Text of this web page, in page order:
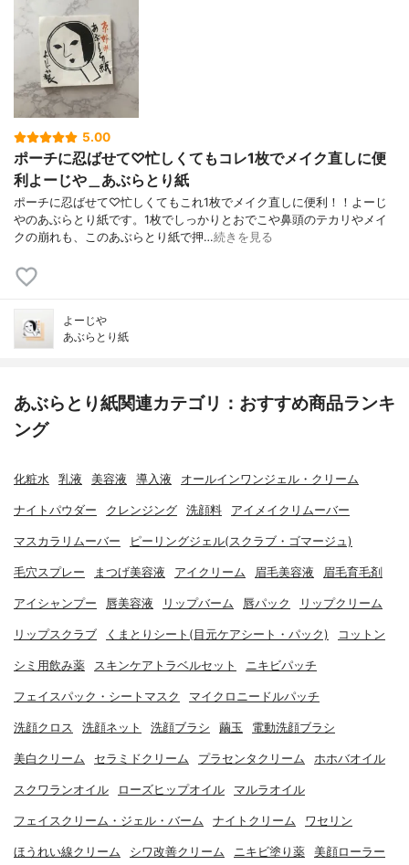
5.00
ポーチに忍ばせて♡忙しくてもコレ1枚でメイク直しに便
利よーじや＿あぶらとり紙
ポーチに忍ばせて♡忙しくてもこれ1枚でメイク直しに便利！！よーじ
やのあぶらとり紙です。1枚でしっかりとおでこや鼻頭のテカリやメイ
クの崩れも、このあぶらとり紙で押…続きを見る
よーじや
あぶらとり紙
あぶらとり紙関連カテゴリ：おすすめ商品ランキ
ング
化粧水 乳液 美容液 導入液 オールインワンジェル・クリーム
ナイトパウダー クレンジング 洗顔料 アイメイクリムーバー
マスカラリムーバー ピーリングジェル(スクラブ・ゴマージュ)
毛穴スプレー まつげ美容液 アイクリーム 眉毛美容液 眉毛育毛剤
アイシャンプー 唇美容液 リップバーム 唇パック リップクリーム
リップスクラブ くまとりシート(目元ケアシート・パック) コットン
シミ用飲み薬 スキンケアトラベルセット ニキビパッチ
フェイスパック・シートマスク マイクロニードルパッチ
洗顔クロス 洗顔ネット 洗顔ブラシ 繭玉 電動洗顔ブラシ
美白クリーム セラミドクリーム プラセンタクリーム ホホバオイル
スクワランオイル ローズヒップオイル マルラオイル
フェイスクリーム・ジェル・バーム ナイトクリーム ワセリン
ほうれい線クリーム シワ改善クリーム ニキビ塗り薬 美顔ローラー